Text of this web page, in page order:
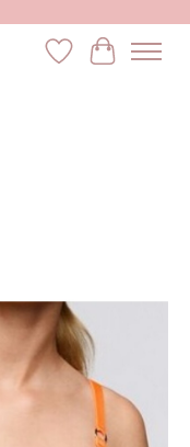
Verlanglijst